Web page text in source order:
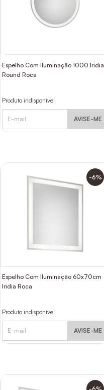
Espelho Com Iluminação 1000 Iridia
Round Roca
Produto indisponível
AVISE-ME
-6%
Espelho Com Iluminação 60x70cm
Iridia Roca
Produto indisponível
AVISE-ME